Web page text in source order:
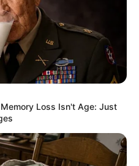
พระเกียรติ 48พรรษาฯ ตัวแทน
งานกาชาด 2562
Loss Isn't Age: Just